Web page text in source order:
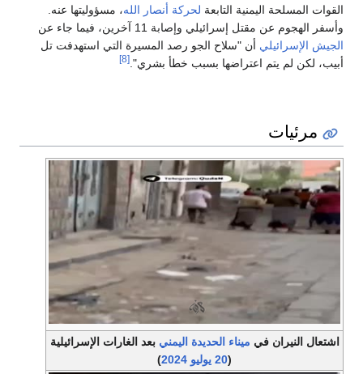
القوات المسلحة اليمنية التابعة لحركة أنصار الله، مسؤوليتها عنه.
وأسفر الهجوم عن مقتل إسرائيلي وإصابة 11 آخرين، فيما جاء عن
الجيش الإسرائيلي أن "سلاح الجو رصد المسيرة التي استهدفت تل
أبيب، لكن لم يتم اعتراضها بسبب خطأ بشري".[8]
مرئيات
اشتعال النيران في ميناء الحديدة اليمني بعد الغارات الإسرائيلية
(20 يوليو 2024
)